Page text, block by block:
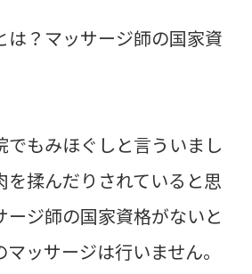
は？マッサージ師の国家資
でもみほぐしと言ういまし
を揉んだりされていると思
ージ師の国家資格がないと
ッサージは行いません。